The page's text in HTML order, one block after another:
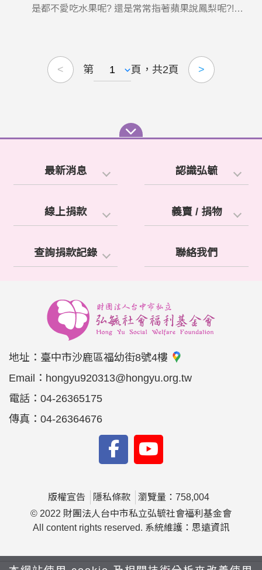
心障礙兒童到宅服務、時段療育、親子團課、認知
04-26362362、傳真：04-26362362 【豐原療育據
點】 地址：42054臺中市豐原區成功路598號 電
♡♡♡弘毓基金會，邀請您共同支持遲緩兒的早期
支付捐款
社會福利基金會 PChome國際連愛心捐款
https://reurl.cc/ar81N7
是都不愛吃水果呢? 還是常常指著蘋果說鳳梨呢?!
時光～ 「弘毓基金會茄寶工作坊」於2020年為偏鄉
及資源不足的早療家庭打造『線上繪本故事屋』~
要停下療育的腳步，帶著孩子一起閱讀繪本，用更
有趣的說故事方式及體驗活動拉近親子關係。 孩子
子一起成長。 #弘毓基金會 #茄寶工作坊 #繪本故事
屋 #早期療育 #發展遲緩兒童 茄寶工作坊結合醫療
童到宅服務、時段療育、親子團課、認知訓練、生
活自理訓練、親職諮詢、玩具圖書室等服務。 ↓↓↓茄
43491臺中市龍井區沙田路六段207號 電話：04-
26362362、傳真：04-26362362 【豐原療育據點】
地址：42344臺中市東勢區東崎路五段405號 電話：
04-25770711、傳真：04-25770711 ♡♡♡弘毓基
金會，邀請您共同支持遲緩兒的早期療育♡♡♡ 官
https://hongyu.eoffering.org.tw/conte... 街口支付捐
款 https://www.jkopay.com/download_app.html 手
弘毓社會福利基金會 PChome國際連愛心捐款
https://www.interpay.com.tw/donate 智邦公益網
< 第 頁，共2頁 >
最新消息 認識弘毓
線上捐款 義賣 / 捐物
查詢捐款記錄 聯絡我們
地址： 臺中市沙鹿區福幼街8號4樓
Email： hongyu920313@hongyu.org.tw
電話： 04-26365175
傳真： 04-26364676
版權宣告 隱私條款
瀏覽量：758,004
© 2022 財團法人台中市私立弘毓社會福利基金會
All content rights reserved. 系統維護：思遠資訊